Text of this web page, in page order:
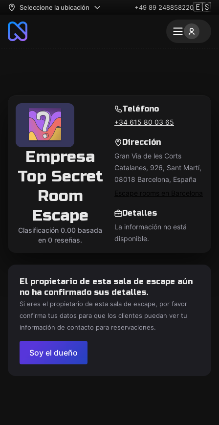
Seleccione la ubicación +49 89 248858220🇪🇸
Empresa
Top Secret
Room
Escape
Clasificación 0.00 basada
en 0 reseñas.
Teléfono
+34 615 80 03 65
Dirección
Gran Via de les Corts
Catalanes, 926, Sant Martí,
08018 Barcelona, España
Escape rooms en Barcelona
Detalles
La información no está
disponible.
El propietario de esta sala de escape aún
no ha confirmado sus detalles.
Si eres el propietario de esta sala de escape, por favor
confirma tus datos para que los clientes puedan ver tu
información de contacto para reservaciones.
Soy el dueño